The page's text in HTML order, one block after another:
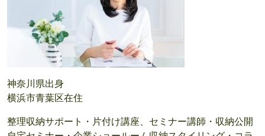
神奈川県出身
横浜市青葉区在住
整理収納サポート・片付け講座、セミナー講師・収納公開